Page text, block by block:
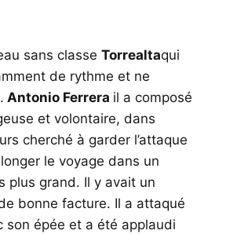
sans classe Torrealtaqui
de rythme et ne
Antonio Ferrera il a composé
et volontaire, dans
cherché à garder l’attaque
le voyage dans un
plus grand. Il y avait un
bonne facture. Il a attaqué
son épée et a été applaudi